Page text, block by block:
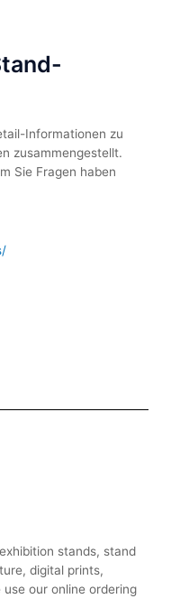
Informationen zu
zusammengestellt.
Sie Fragen haben
stands, stand
digital prints,
our online ordering